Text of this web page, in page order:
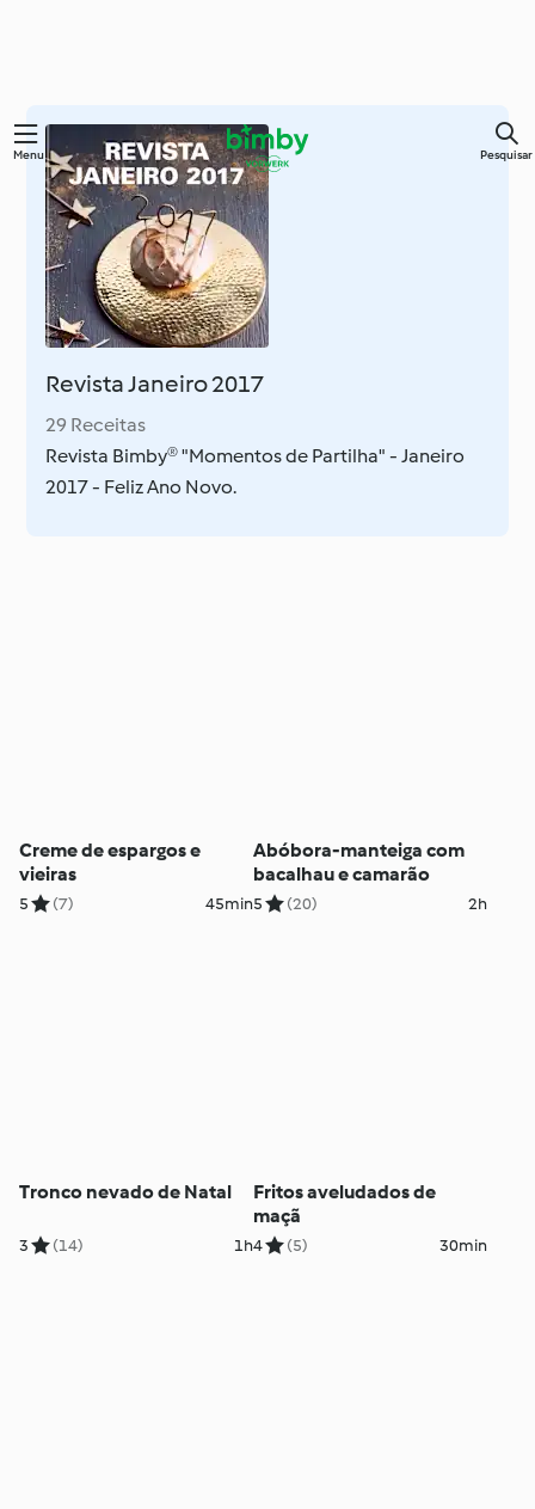
Saltar
conteúdo
principal
Menu Pesquisar
Revista Janeiro 2017
29 Receitas
Revista Bimby® "Momentos de Partilha" - Janeiro
2017 - Feliz Ano Novo.
Creme de espargos e
vieiras
5 (7) 45min
Abóbora-manteiga com
bacalhau e camarão
5 (20) 2h
Tronco nevado de Natal
3 (14) 1h
Fritos aveludados de
maçã
4 (5) 30min